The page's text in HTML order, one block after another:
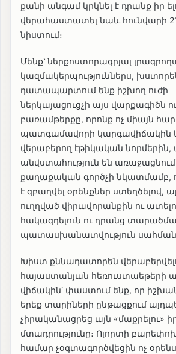
քանի անգամ կրկնել է դրանք իր
վերահաստատել նաև հունվարի
նիստում։
Մենք՝ ներքոստորագրյալ
կազմակերպություններս,
դատապարտում ենք իշխող ուժի
ներկայացուցչի այս վարքագիծն ու
բառամթերքը, որոնք ոչ միայն
պատգամավորի կարգավիճակին
վերաբերող էթիկական նորմերին,
անվստահություն են առաջացնում
քաղաքական գործչի նկատմամբ,
է զբաղվել օրենքներ ստեղծելով,
ուղղված վիրավորանքին ու
հակազդելուն ու դրանց
պատասխանատվություն
Խիստ քննադատորեն
հայաստանյան հեռուստաեթերի
վիճակին՝ փաստում ենք, որ
երեք տարիների ընթացքում
չիրականացրեց այն «մաքրելու»
մտադրությունը։ Ոլորտի
համար չօգտագործվեցին ոչ